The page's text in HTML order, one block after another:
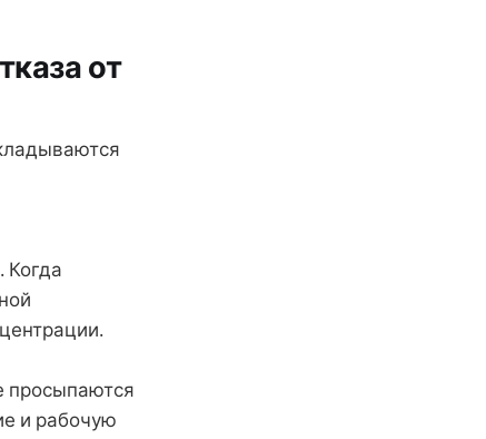
от
Когда
просыпаются
и рабочую